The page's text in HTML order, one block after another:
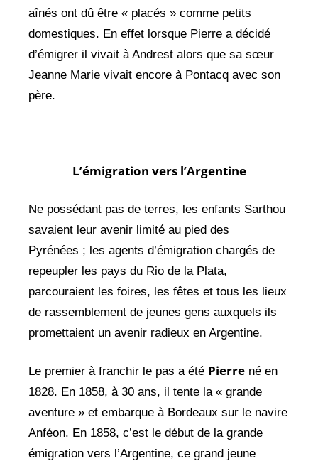
aînés ont dû être « placés » comme petits
domestiques. En effet lorsque Pierre a décidé
d’émigrer il vivait à Andrest alors que sa sœur
Jeanne Marie vivait encore à Pontacq avec son
père.
L’émigration vers l’Argentine
Ne possédant pas de terres, les enfants Sarthou
savaient leur avenir limité au pied des
Pyrénées ; les agents d’émigration chargés de
repeupler les pays du Rio de la Plata,
parcouraient les foires, les fêtes et tous les lieux
de rassemblement de jeunes gens auxquels ils
promettaient un avenir radieux en Argentine.
Le premier à franchir le pas a été Pierre né en
1828. En 1858, à 30 ans, il tente la « grande
aventure » et embarque à Bordeaux sur le navire
Anféon. En 1858, c’est le début de la grande
émigration vers l’Argentine, ce grand jeune